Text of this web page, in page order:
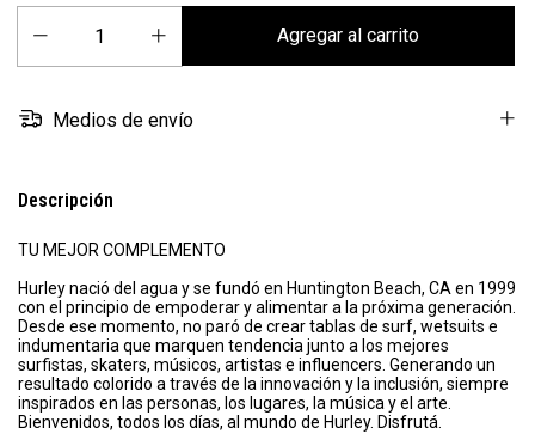
Medios de envío
Descripción
TU MEJOR COMPLEMENTO
Hurley nació del agua y se fundó en Huntington Beach, CA en 1999
con el principio de empoderar y alimentar a la próxima generación.
Desde ese momento, no paró de crear tablas de surf, wetsuits e
indumentaria que marquen tendencia junto a los mejores
surfistas, skaters, músicos, artistas e influencers. Generando un
resultado colorido a través de la innovación y la inclusión, siempre
inspirados en las personas, los lugares, la música y el arte.
Bienvenidos, todos los días, al mundo de Hurley. Disfrutá.